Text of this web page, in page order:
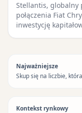
Stellantis, globalny
połączenia Fiat
inwestycję
Najważniejsze
Skup się na liczbie,
Kontekst rynkowy